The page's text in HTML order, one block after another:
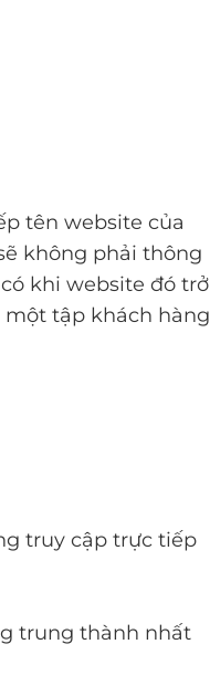
tên website của
không phải thông
khi website đó trở
tập khách hàng
truy cập trực tiếp
trung thành nhất